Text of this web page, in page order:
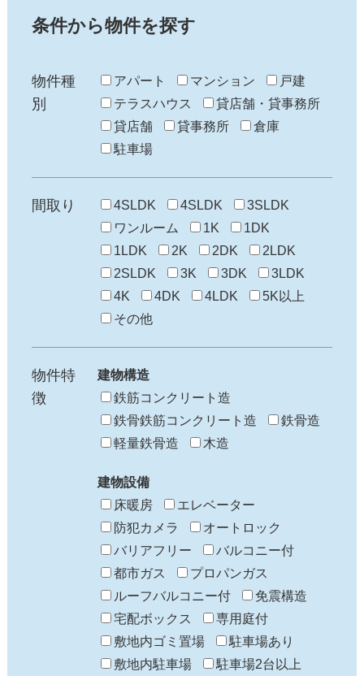
条件から物件を探す
物件種
別
アパート マンション
戸建
テラスハウス
貸店舗・貸事務所
貸店舗
貸事務所
倉庫
駐車場
間取り 4SLDK 4SLDK
3SLDK
ワンルーム
1K
1DK
1LDK
2K 2DK
2LDK
2SLDK
3K 3DK
3LDK
4K
4DK 4LDK
5K以上
その他
物件特
徴
建物構造
鉄筋コンクリート造
鉄骨鉄筋コンクリート造
鉄骨造
軽量鉄骨造
木造
建物設備
床暖房
エレベーター
防犯カメラ
オートロック
バリアフリー
バルコニー付
都市ガス
プロパンガス
ルーフバルコニー付
免震構造
宅配ボックス
専用庭付
敷地内ゴミ置場
駐車場あり
敷地内駐車場
駐車場2台以上